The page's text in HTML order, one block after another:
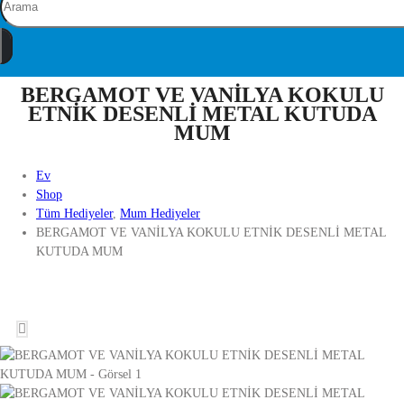
BERGAMOT VE VANİLYA KOKULU
ETNİK DESENLİ METAL KUTUDA
MUM
Ev
Shop
Tüm Hediyeler, Mum Hediyeler
BERGAMOT VE VANİLYA KOKULU ETNİK DESENLİ METAL
KUTUDA MUM